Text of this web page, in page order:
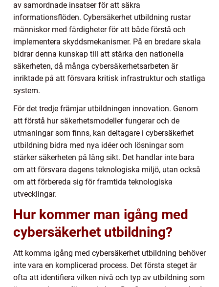
av samordnade insatser för att säkra
informationsflöden. Cybersäkerhet utbildning rustar
människor med färdigheter för att både förstå och
implementera skyddsmekanismer. På en bredare skala
bidrar denna kunskap till att stärka den nationella
säkerheten, då många cybersäkerhetsarbeten är
inriktade på att försvara kritisk infrastruktur och statliga
system.
För det tredje främjar utbildningen innovation. Genom
att förstå hur säkerhetsmodeller fungerar och de
utmaningar som finns, kan deltagare i cybersäkerhet
utbildning bidra med nya idéer och lösningar som
stärker säkerheten på lång sikt. Det handlar inte bara
om att försvara dagens teknologiska miljö, utan också
om att förbereda sig för framtida teknologiska
utvecklingar.
Hur kommer man igång med
cybersäkerhet utbildning?
Att komma igång med cybersäkerhet utbildning behöver
inte vara en komplicerad process. Det första steget är
ofta att identifiera vilken nivå och typ av utbildning som